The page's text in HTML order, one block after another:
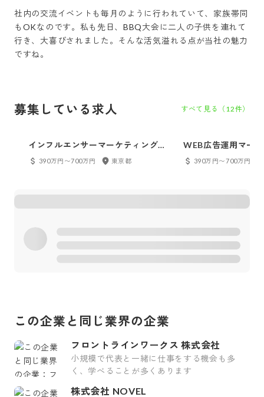
社内の交流イベントも毎月のように行われていて、家族帯同
もOKなのです。私も先日、BBQ大会に二人の子供を連れて
行き、大喜びされました。そんな活気溢れる点が当社の魅力
ですね。
募集している求人 すべて見る（ 12件）
インフルエンサーマーケティング担
当
390万円〜700万円 東京都
WEB広告運用マー
390万円〜700万円
この企業と同じ業界の企業
フロントラインワークス 株式会社
小規模で代表と一緒に仕事をする機会も多
く、学べることが多くあります
株式会社 NOVEL